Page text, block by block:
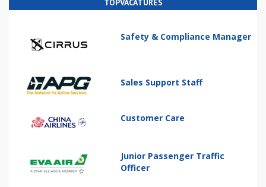
TOPVACATURES
Safety & Compliance Manager
Sales Support Staff
Customer Care
Junior Passenger Traffic
Officer